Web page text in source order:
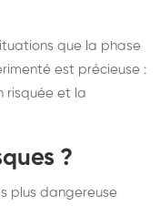
que la phase
est précieuse :
risquée et la
?
plus dangereuse